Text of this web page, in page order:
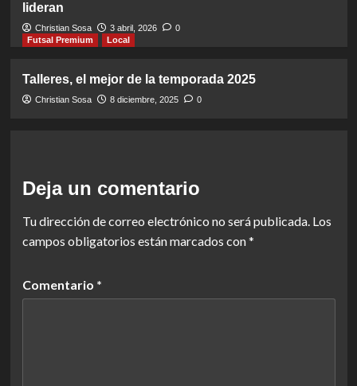
lideran
Christian Sosa 3 abril, 2026
0
Futsal Premium
Local
Talleres, el mejor de la temporada 2025
Christian Sosa 8 diciembre, 2025 0
Deja un comentario
Tu dirección de correo electrónico no será publicada. Los
campos obligatorios están marcados con*
Comentario *